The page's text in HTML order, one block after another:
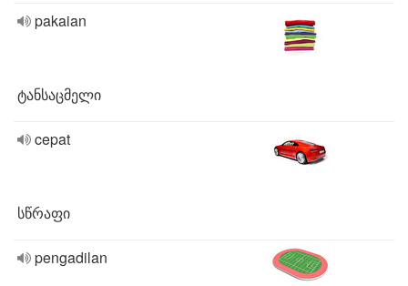
pakaian
ტანსაცმელი
cepat
სწრაფი
pengadilan